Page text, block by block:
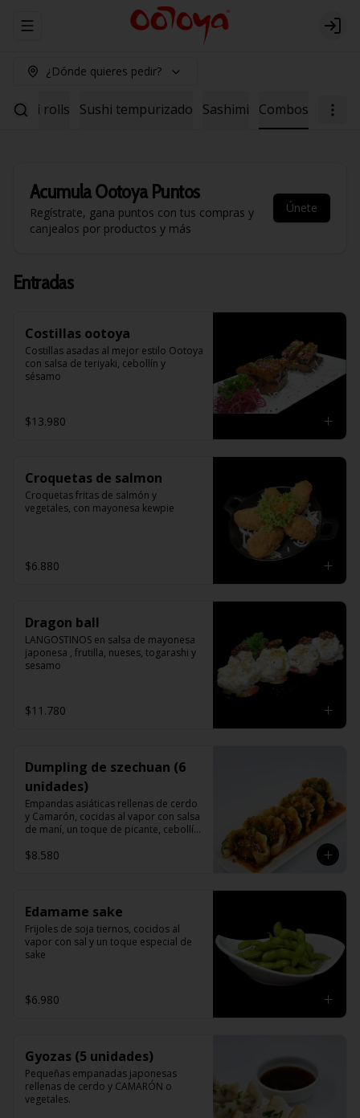
Abrir menu de navegación Login
¿Dónde quieres pedir?
Sushi rolls Sushi tempurizado Sashimi Combos
AcumulaOotoya Puntos
Regístrate, gana puntos con tus compras y
canjealos por productos y más
Únete
Entradas
Costillas ootoya
Costillas asadas al mejor estilo Ootoya
con salsa de teriyaki, cebollín y
sésamo
$13.980
Croquetas de salmon
Croquetas fritas de salmón y
vegetales, con mayonesa kewpie
$6.880
Dragon ball
LANGOSTINOS en salsa de mayonesa
japonesa , frutilla, nueses, togarashi y
sesamo
$11.780
Dumpling de szechuan (6
unidades)
Empandas asiáticas rellenas de cerdo
y Camarón, cocidas al vapor con salsa
de maní, un toque de picante, cebollín
$8.580
Edamame sake
Frijoles de soja tiernos, cocidos al
vapor con sal y un toque especial de
sake
$6.980
Gyozas (5 unidades)
Pequeñas empanadas japonesas
rellenas de cerdo y CAMARÓN o
vegetales.